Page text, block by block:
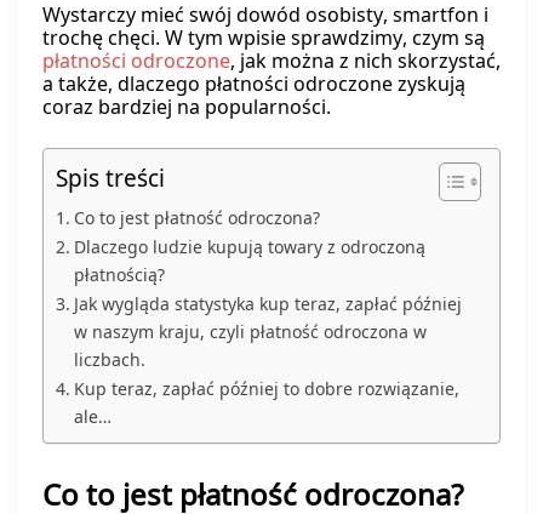
Wystarczy mieć swój dowód osobisty, smartfon i
trochę chęci. W tym wpisie sprawdzimy, czym są
płatności odroczone, jak można z nich skorzystać,
a także, dlaczego płatności odroczone zyskują
coraz bardziej na popularności.
Spis treści
Co to jest płatność odroczona?
Dlaczego ludzie kupują towary z odroczoną
płatnością?
Jak wygląda statystyka kup teraz, zapłać później
w naszym kraju, czyli płatność odroczona w
liczbach.
Kup teraz, zapłać później to dobre rozwiązanie,
ale…
Co to jest płatność odroczona?